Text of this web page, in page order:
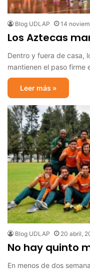
Blog UDLAP 14
Los Aztecas
Dentro y fuera de casa,
mantienen el paso firme
Leer más »
Blog UDLAP 20 abril,
No hay quinto
En menos de dos